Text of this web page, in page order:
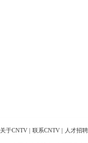
关于CNTV 联系CNTV 人才招聘